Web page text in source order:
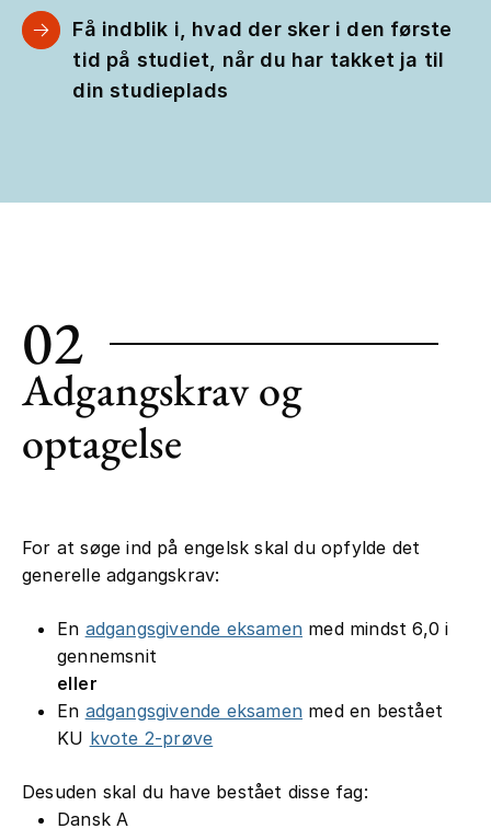
Få indblik i, hvad der sker i den første
tid på studiet, når du har takket ja til
din studieplads
02
Adgangskrav og
optagelse
For at søge ind på engelsk skal du opfylde det
generelle adgangskrav:
En adgangsgivende eksamen med mindst 6,0 i
gennemsnit
eller
En adgangsgivende eksamen med en bestået
KU kvote 2-prøve
Desuden skal du have bestået disse fag:
Dansk A